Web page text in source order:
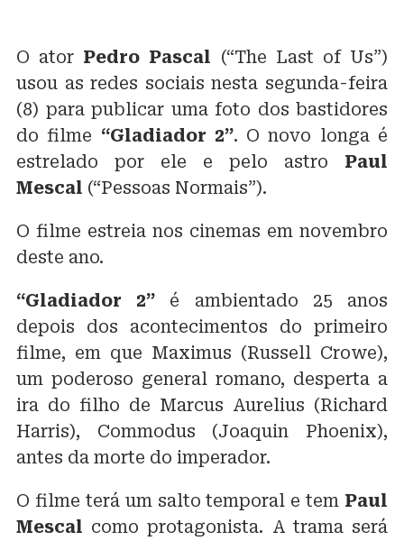
O ator Pedro Pascal (“The Last of Us”)
usou as redes sociais nesta segunda-feira
(8) para publicar uma foto dos bastidores
do filme “Gladiador 2”. O novo longa é
estrelado por ele e pelo astro Paul
Mescal (“Pessoas Normais”).
O filme estreia nos cinemas em novembro
deste ano.
“Gladiador 2” é ambientado 25 anos
depois dos acontecimentos do primeiro
filme, em que Maximus (Russell Crowe),
um poderoso general romano, desperta a
ira do filho de Marcus Aurelius (Richard
Harris), Commodus (Joaquin Phoenix),
antes da morte do imperador.
O filme terá um salto temporal e tem Paul
Mescal como protagonista. A trama será